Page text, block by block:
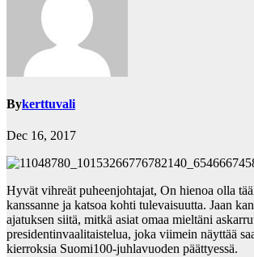
Bykerttuvali
Dec 16, 2017
Hyvät vihreät puheenjohtajat, On hienoa olla
kanssanne ja katsoa kohti tulevaisuutta. Jaan
ajatuksen siitä, mitkä asiat omaa mieltäni
presidentinvaalitaistelua, joka viimein näyttää
kierroksia Suomi100-juhlavuoden päättyessä.